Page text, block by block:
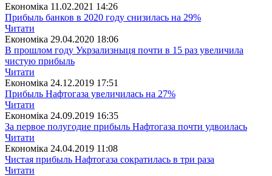
Економіка 11.02.2021 14:26
Прибыль банков в 2020 году снизилась на 29%
Читати
Економіка 29.04.2020 18:06
В прошлом году Укрзализныця почти в 15 раз увеличила
чистую прибыль
Читати
Економіка 24.12.2019 17:51
Прибыль Нафтогаза увеличилась на 27%
Читати
Економіка 24.09.2019 16:35
За первое полугодие прибыль Нафтогаза почти удвоилась
Читати
Економіка 24.04.2019 11:08
Чистая прибыль Нафтогаза сократилась в три раза
Читати